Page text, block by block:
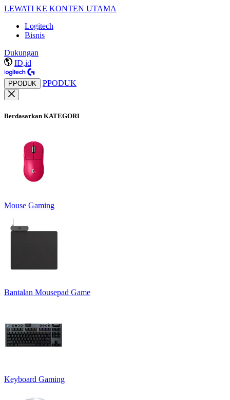
LEWATI KE KONTEN UTAMA
Logitech
Bisnis
Dukungan
ID,id
PPODUK PPODUK
Berdasarkan KATEGORI
Mouse Gaming
Bantalan Mousepad Game
Keyboard Gaming